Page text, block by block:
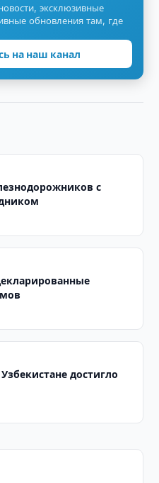
эксклюзивные
обновления там, где
на наш канал
с
достигло